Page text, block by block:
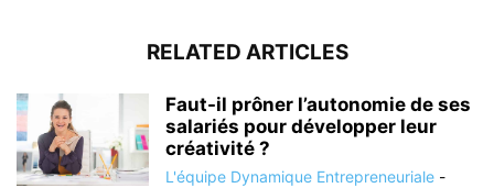
RELATED ARTICLES
Faut-il prôner l’autonomie de ses
salariés pour développer leur
créativité ?
L'équipe Dynamique Entrepreneuriale -